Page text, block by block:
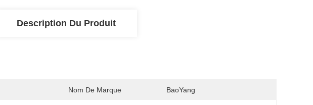
Description Du Produit
Nom De Marque BaoYang